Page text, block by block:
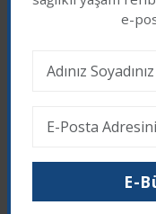
çerezler
e-
E-